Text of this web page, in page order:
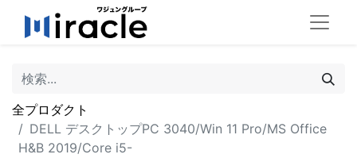
全プロダクト
DELL デスクトップPC 3040/Win 11 Pro/MS Office
H&B 2019/Core i5-